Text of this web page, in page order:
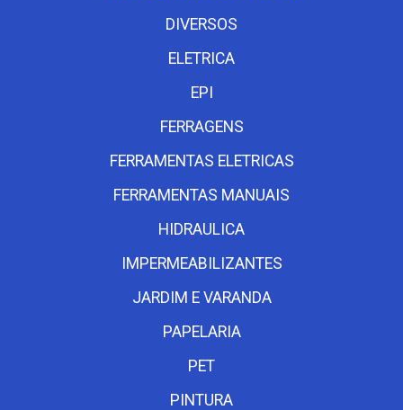
DIVERSOS
ELETRICA
EPI
FERRAGENS
FERRAMENTAS ELETRICAS
FERRAMENTAS MANUAIS
HIDRAULICA
IMPERMEABILIZANTES
JARDIM E VARANDA
PAPELARIA
PET
PINTURA